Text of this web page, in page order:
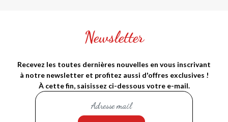
Newsletter
Recevez les toutes dernières nouvelles en vous inscrivant
à notre newsletter et profitez aussi d'offres exclusives !
À cette fin, saisissez ci-dessous votre e-mail.